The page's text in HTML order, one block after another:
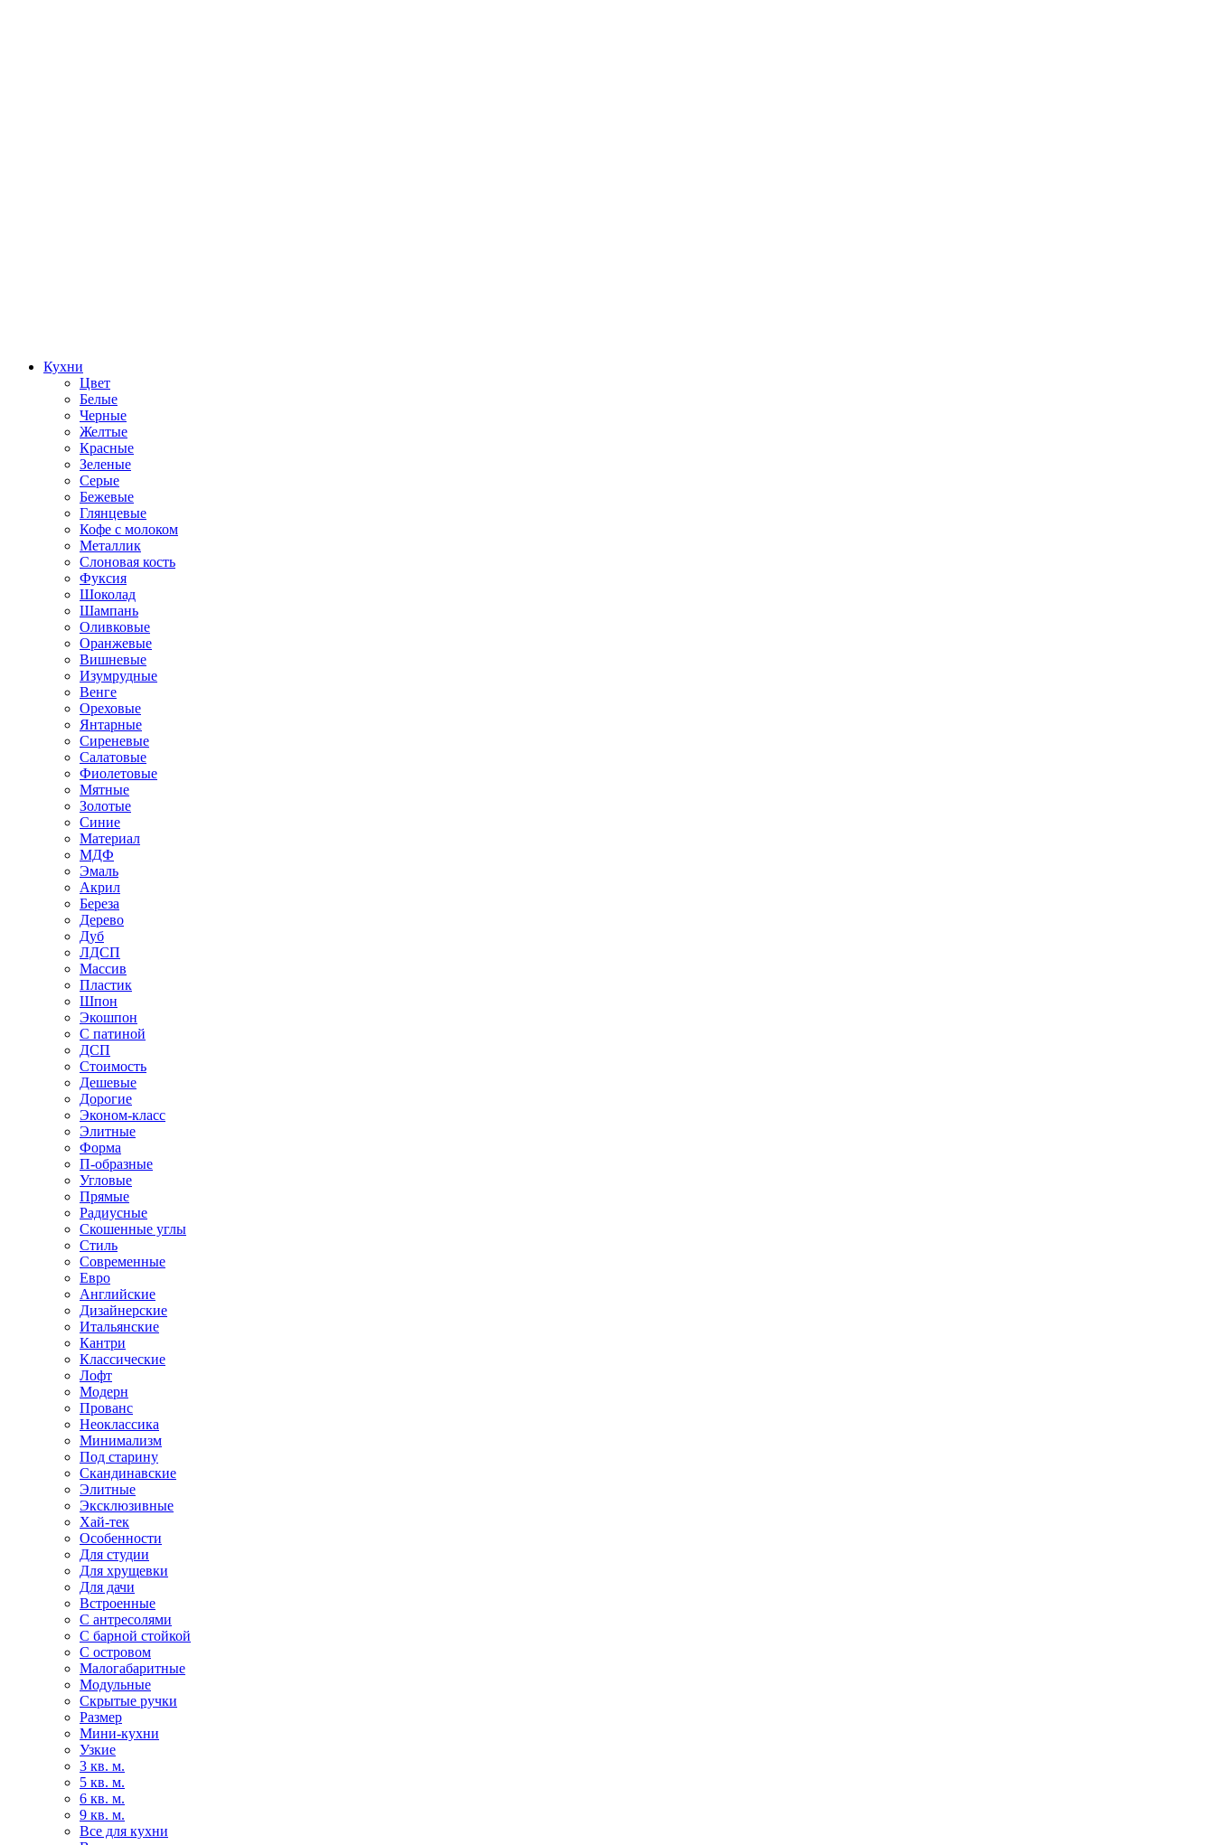
Кухни
Цвет
Белые
Черные
Желтые
Красные
Зеленые
Серые
Бежевые
Глянцевые
Кофе с молоком
Металлик
Слоновая кость
Фуксия
Шоколад
Шампань
Оливковые
Оранжевые
Вишневые
Изумрудные
Венге
Ореховые
Янтарные
Сиреневые
Салатовые
Фиолетовые
Мятные
Золотые
Синие
Материал
МДФ
Эмаль
Акрил
Береза
Дерево
Дуб
ЛДСП
Массив
Пластик
Шпон
Экошпон
С патиной
ДСП
Стоимость
Дешевые
Дорогие
Эконом-класс
Элитные
Форма
П-образные
Угловые
Прямые
Радиусные
Скошенные углы
Стиль
Современные
Евро
Английские
Дизайнерские
Итальянские
Кантри
Классические
Лофт
Модерн
Прованс
Неоклассика
Минимализм
Под старину
Скандинавские
Элитные
Эксклюзивные
Хай-тек
Особенности
Для студии
Для хрущевки
Для дачи
Встроенные
С антресолями
С барной стойкой
С островом
Малогабаритные
Модульные
Скрытые ручки
Размер
Мини-кухни
Узкие
3 кв. м.
5 кв. м.
6 кв. м.
9 кв. м.
Все для кухни